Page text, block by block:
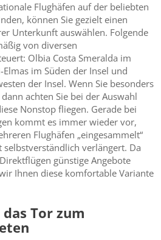
Flughäfen auf der beliebten
können Sie gezielt einen
Unterkunft auswählen. Folgende
von diversen
Olbia Costa Smeralda im
im Süden der Insel und
der Insel. Wenn Sie besonders
achten Sie bei der Auswahl
Nonstop fliegen. Gerade bei
kommt es immer wieder vor,
Flughäfen „eingesammelt“
selbstverständlich verlängert. Da
günstige Angebote
Ihnen diese komfortable Variante
Tor zum